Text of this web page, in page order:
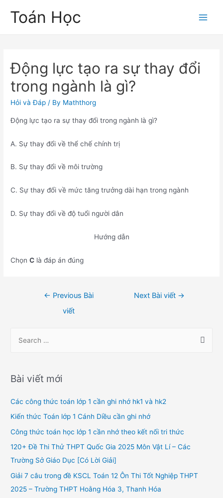
Toán Học
Động lực tạo ra sự thay đổi
trong ngành là gì?
Hỏi và Đáp / By Maththorg
Động lực tạo ra sự thay đổi trong ngành là gì?
A. Sự thay đổi về thể chế chính trị
B. Sự thay đổi về môi trường
C. Sự thay đổi về mức tăng trưởng dài hạn trong ngành
D. Sự thay đổi về độ tuổi người dân
Hướng dẫn
ChọnC là đáp án đúng
← Previous Bài
viết
Next Bài viết →
r
h
f
o
Bài viết mới
Các công thức toán lớp 1 cần ghi nhớ hk1 và hk2
Kiến thức Toán lớp 1 Cánh Diều cần ghi nhớ
Công thức toán học lớp 1 cần nhớ theo kết nối tri thức
120+ Đề Thi Thử THPT Quốc Gia 2025 Môn Vật Lí – Các
Trường Sở Giáo Dục [Có Lời Giải]
Giải 7 câu trong đề KSCL Toán 12 Ôn Thi Tốt Nghiệp THPT
2025 – Trường THPT Hoằng Hóa 3, Thanh Hóa